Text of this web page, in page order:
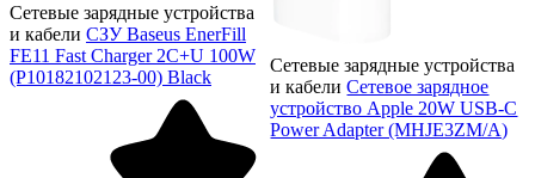
Сетевые зарядные устройства
и кабели СЗУ Baseus EnerFill
FE11 Fast Charger 2C+U 100W
(P10182102123-00) Black
Сетевые зарядные устройства
и кабели Сетевое зарядное
устройство Apple 20W USB-C
Power Adapter (MHJE3ZM/A)